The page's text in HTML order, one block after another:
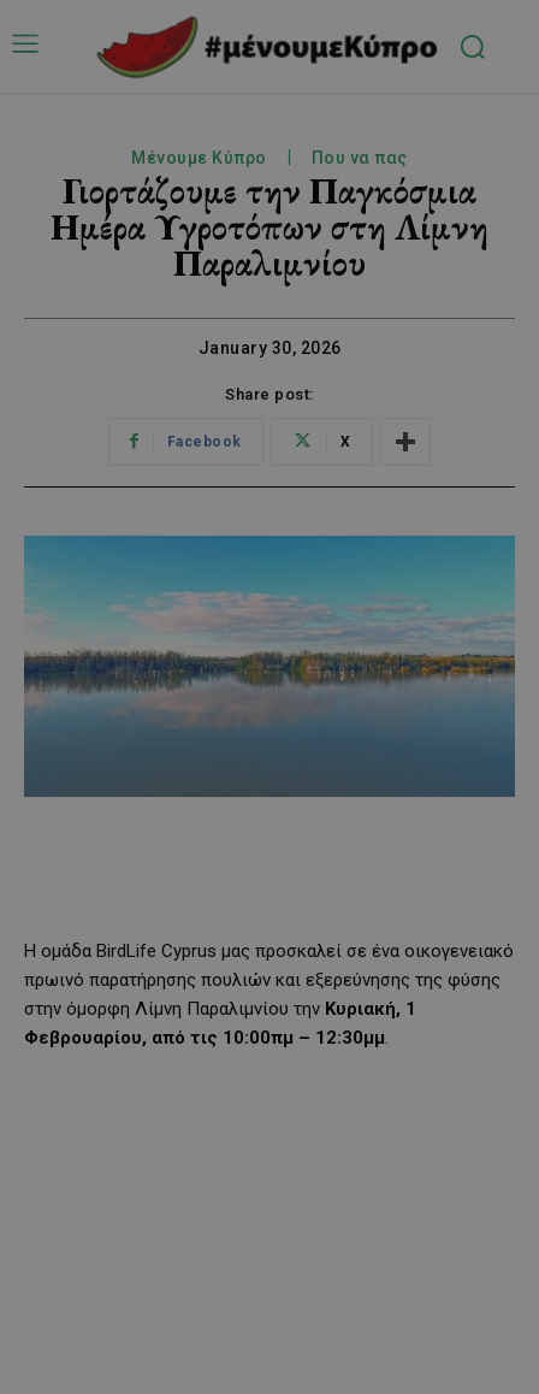
Μένουμε Κύπρο Που να πας
Γιορτάζουμε την Παγκόσμια
Ημέρα Υγροτόπων στη Λίμνη
Παραλιμνίου
January 30, 2026
Share post:
Facebook X
Η ομάδα BirdLife Cyprus μας προσκαλεί σε ένα οικογενειακό
πρωινό παρατήρησης πουλιών και εξερεύνησης της φύσης
στην όμορφη Λίμνη Παραλιμνίου την Κυριακή, 1
Φεβρουαρίου, από τις 10:00πμ – 12:30μμ.